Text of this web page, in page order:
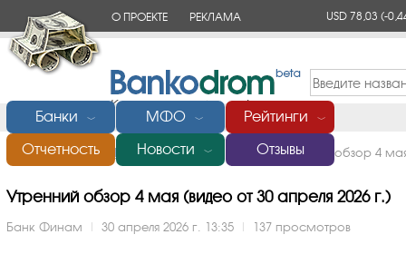
О ПРОЕКТЕ РЕКЛАМА USD 78,03(-
Банки ﹀ МФО ﹀ Рейтинги ﹀
Отчетность Новости ﹀ Отзывы
Главная/Банки России/Финам Видео/Утренний обзор 4
Утренний обзор 4 мая (видео от 30 апреля 2026 г.)
Банк Финам | 30 апреля 2026 г. 13:35 | 137 просмотров